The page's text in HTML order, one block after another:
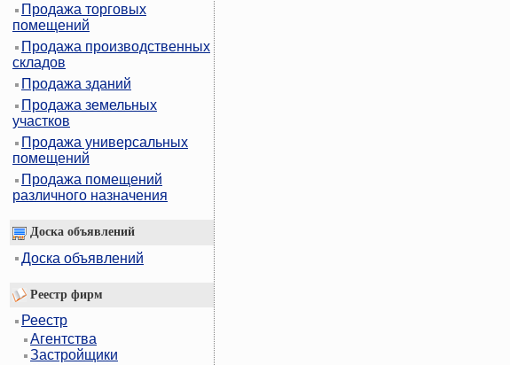
Продажа торговых
помещений
Продажа производственных
складов
Продажа зданий
Продажа земельных
участков
Продажа универсальных
помещений
Продажа помещений
различного назначения
Доска объявлений
Доска объявлений
Реестр фирм
Реестр
Агентства
Застройщики